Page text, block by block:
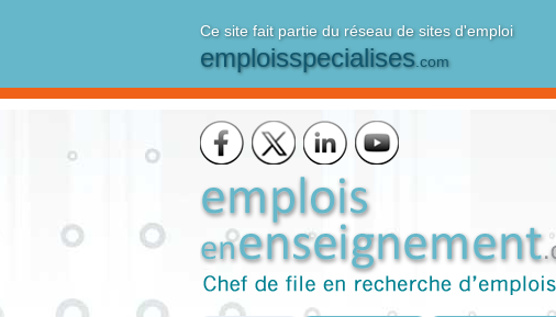
Ce site fait partie du réseau de sites d'emploi
emploisspecialises.com